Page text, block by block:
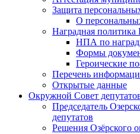
Защита
О
Наградная политика
НПА по
Формы
Героические
Перечень
Открытые данные
Окружной Совет
Председатель
депутатов
Решения Озёрского